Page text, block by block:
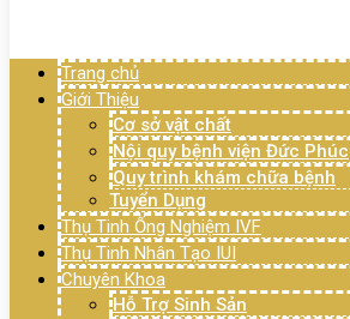
Trang chủ
Giới Thiệu
Cơ sở vật chất
Nội quy bệnh viện Đức Phúc
Quy trình khám chữa bệnh
Tuyển Dụng
Thụ Tinh Ống Nghiệm IVF
Thụ Tinh Nhân Tạo IUI
Chuyên Khoa
Hỗ Trợ Sinh Sản